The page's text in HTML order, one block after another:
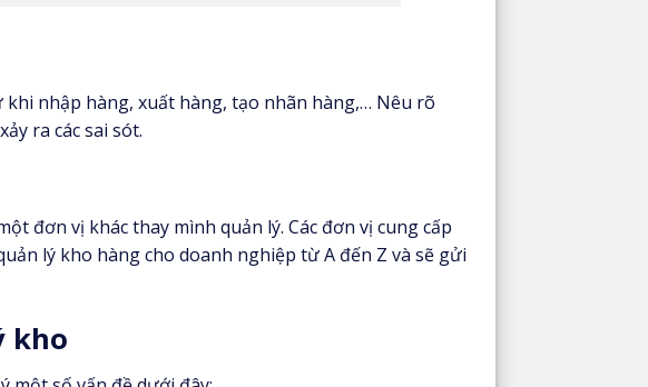
nhập hàng, xuất hàng, tạo nhãn hàng,… Nêu rõ
ra các sai sót.
đơn vị khác thay mình quản lý. Các đơn vị cung cấp
lý kho hàng cho doanh nghiệp từ A đến Z và sẽ gửi
kho